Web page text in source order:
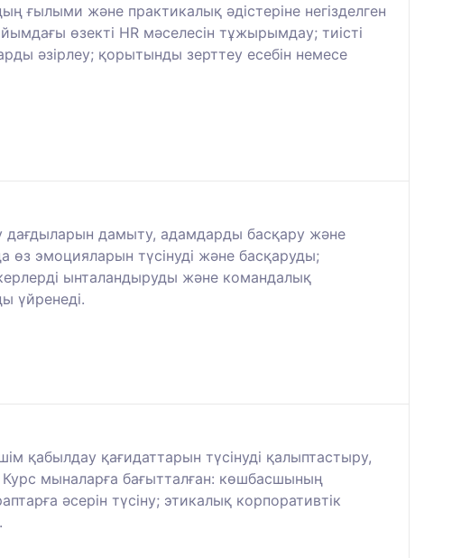
ғылыми және практикалық әдістеріне негізделген
өзекті HR мәселесін тұжырымдау; тиісті
әзірлеу; қорытынды зерттеу есебін немесе
дағдыларын дамыту, адамдарды басқару және
өз эмоцияларын түсінуді және басқаруды;
ынталандыруды және командалық
үйренеді.
қабылдау қағидаттарын түсінуді қалыптастыру,
мыналарға бағытталған: көшбасшының
әсерін түсіну; этикалық корпоративтік